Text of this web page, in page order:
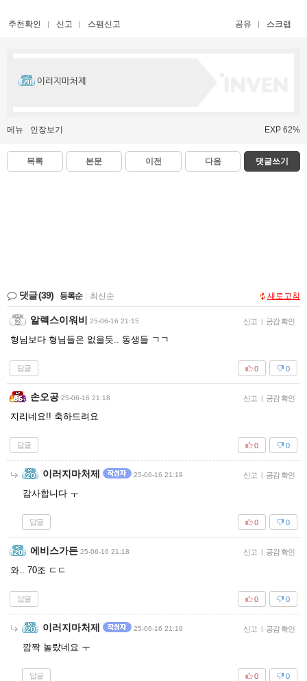
추천확인 신고 스팸신고 공유 스크랩
이러지마처제
메뉴 인장보기 EXP 62%
목록 본문 이전 다음 댓글쓰기
댓글(39) 등록순 최신순 새로고침
알렉스이워비 25-06-16 21:15 신고 | 공감 확인
형님보다 형님들은 없을듯.. 동생들 ㄱㄱ
답글 0
0
손오공 25-06-16 21:18 신고 | 공감 확인
지리네요!! 축하드려요
답글 0
0
이러지마처제 25-06-16 21:19 신고 | 공감 확인
감사합니다 ㅜ
답글 0
0
에비스가든 25-06-16 21:18 신고 | 공감 확인
와.. 70조 ㄷㄷ
답글 0
0
이러지마처제 25-06-16 21:19 신고 | 공감 확인
깜짝 놀랐네요 ㅜ
답글 0
0